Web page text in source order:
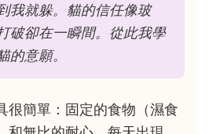
我就躲。貓的信任像玻
破卻在一瞬間。從此我學
的意願。
很簡單：固定的食物（濕食